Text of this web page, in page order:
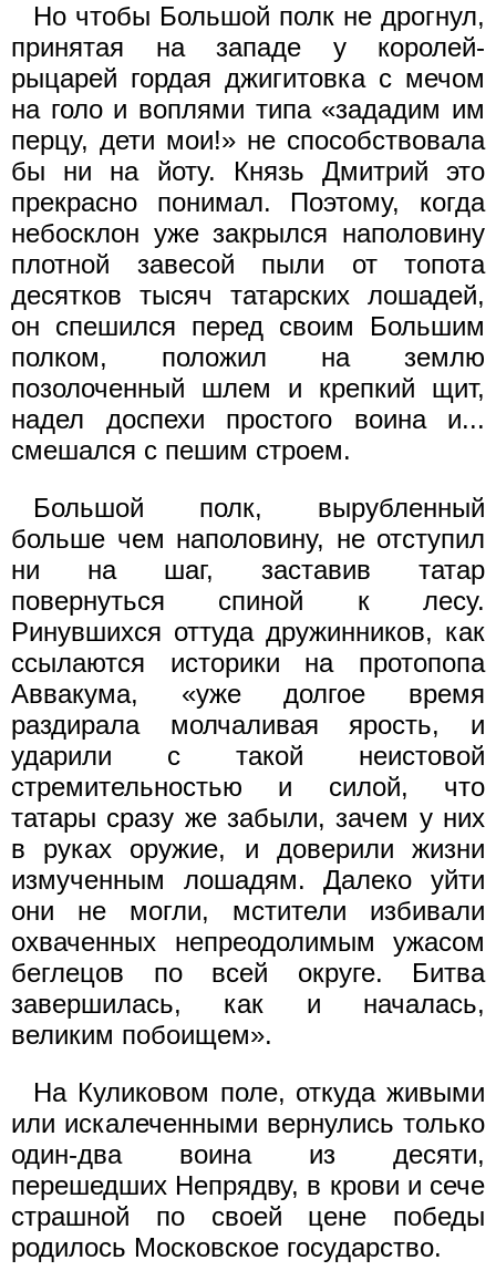
Но чтобы Большой полк не дрогнул,
принятая на западе у королей-
рыцарей гордая джигитовка с мечом
на голо и воплями типа «зададим им
перцу, дети мои!» не способствовала
бы ни на йоту. Князь Дмитрий это
прекрасно понимал. Поэтому, когда
небосклон уже закрылся наполовину
плотной завесой пыли от топота
десятков тысяч татарских лошадей,
он спешился перед своим Большим
полком, положил на землю
позолоченный шлем и крепкий щит,
надел доспехи простого воина и...
смешался с пешим строем.
Большой полк, вырубленный
больше чем наполовину, не отступил
ни на шаг, заставив татар
повернуться спиной к лесу.
Ринувшихся оттуда дружинников, как
ссылаются историки на протопопа
Аввакума, «уже долгое время
раздирала молчаливая ярость, и
ударили с такой неистовой
стремительностью и силой, что
татары сразу же забыли, зачем у них
в руках оружие, и доверили жизни
измученным лошадям. Далеко уйти
они не могли, мстители избивали
охваченных непреодолимым ужасом
беглецов по всей округе. Битва
завершилась, как и началась,
великим побоищем».
На Куликовом поле, откуда живыми
или искалеченными вернулись только
один-два воина из десяти,
перешедших Непрядву, в крови и сече
страшной по своей цене победы
родилось Московское государство.